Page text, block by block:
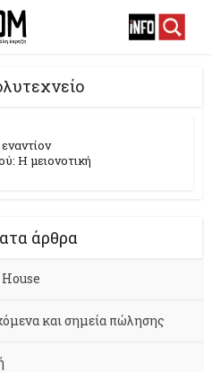
Η μειονοτική
άρθρα
και σημεία πώλησης